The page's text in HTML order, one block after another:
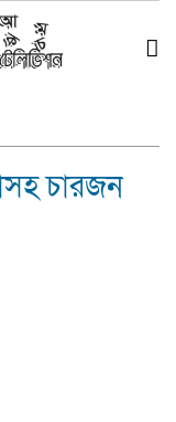
চারজন